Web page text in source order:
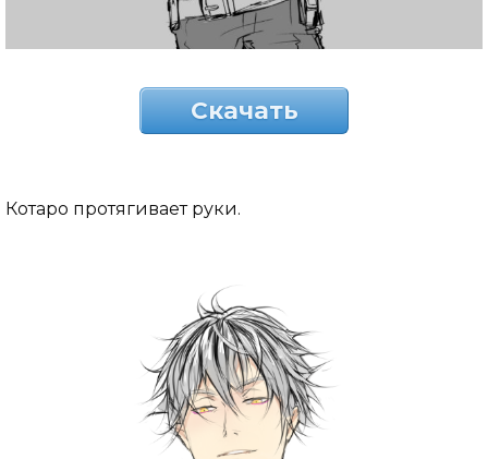
Скачать
Котаро протягивает руки.